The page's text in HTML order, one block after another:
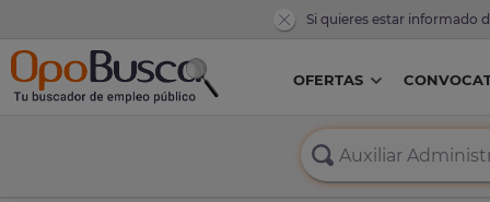
Si quieres estar informado
OFERTAS